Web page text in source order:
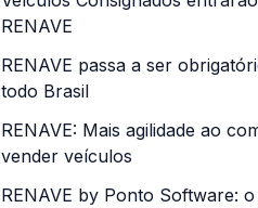
RENAVE
RENAVE passa a ser
todo Brasil
RENAVE: Mais agilidade ao
vender veículos
RENAVE by Ponto Software: o